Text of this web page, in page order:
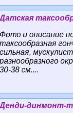
Датская
Фото и описание
таксообразная
сильная,
разнообразного
30-38 см....
Денди-динмонт-